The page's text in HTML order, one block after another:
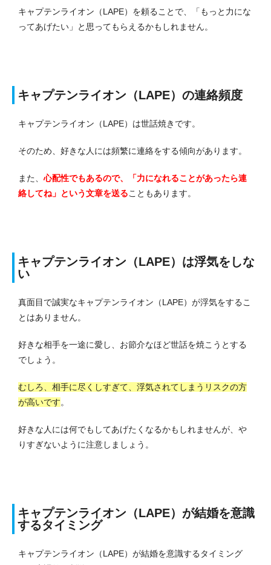
キャプテンライオン（LAPE）を頼ることで、「もっと力にな
ってあげたい」と思ってもらえるかもしれません。
キャプテンライオン（LAPE）の連絡頻度
キャプテンライオン（LAPE）は世話焼きです。
そのため、好きな人には頻繁に連絡をする傾向があります。
また、 心配性でもあるので、「力になれることがあったら連
絡してね」という文章を送ることもあります。
キャプテンライオン（LAPE）は浮気をしな
い
真面目で誠実なキャプテンライオン（LAPE）が浮気をするこ
とはありません。
好きな相手を一途に愛し、お節介なほど世話を焼こうとする
でしょう。
むしろ、相手に尽くしすぎて、浮気されてしまうリスクの方
が高いです。
好きな人には何でもしてあげたくなるかもしれませんが、や
りすぎないように注意しましょう。
キャプテンライオン（LAPE）が結婚を意識
するタイミング
キャプテンライオン（LAPE）が結婚を意識するタイミング